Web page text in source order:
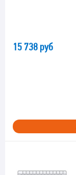
15 738 руб